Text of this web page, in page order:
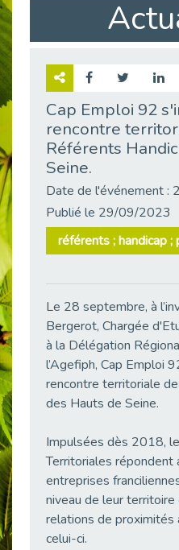
Publié le 09/06/2026
Publié le 02/06/2026
Publié le 30/05/2026
Publié le 22/05/2026
Publié le 18/05/2026
Publié le 12/05/2026
Publié le 12/05/2026
Publié le 04/05/2026
Publié le 04/05/2026
Publié le 01/05/2026
Cap Emploi 92
rencontre
Référents
Seine.
Date de l'événement :
Publié le 29/09/2023
référents ; handicap
Le 28 septembre, à
Bergerot, Chargée
à la Délégation
l’Agefiph, Cap Emploi
rencontre territoriale
des Hauts de Seine.
Impulsées dès 2018,
Territoriales répondent
entreprises
niveau de leur
relations de proximités
celui-ci.